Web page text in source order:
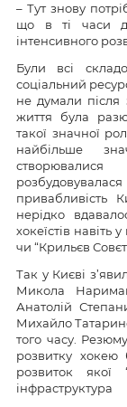
– Тут знову
що в ті часи
інтенсивного
Були всі
соціальний
не думали
життя була
такої значної
найбільше
привабливість
нерідко
хокеїстів навіть
чи “Крильєв
Так у Києві
Микола
Анатолій
Михайло
того часу.
розвитку хокею
розвиток якої
інфраструктура